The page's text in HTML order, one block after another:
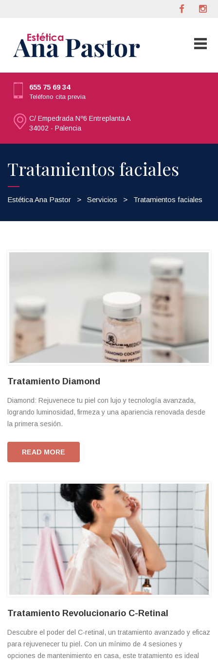
655 75 69 34
Teléfono cita previa
C/ Empedrada Nº6 Entreplanta A
34002 - Palencia
Tratamientos faciales
Estética Ana Pastor > Servicios > Tratamientos faciales
Tratamiento Diamond
Diamond: Rejuvenece tu piel con lujo y tecnología avanzada,
logrando luminosidad, firmeza y una apariencia renovada desde
la primera sesión.
READ MORE
Tratamiento Revolucionario C-Retinal
Descubre el poder del C-retinal, un tratamiento avanzado y eficaz
para rejuvenecer tu piel. Con un mínimo de 4 sesiones y
opciones de mantenimiento en casa, este tratamiento es ideal